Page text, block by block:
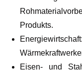
Produkts.
Eisen- und